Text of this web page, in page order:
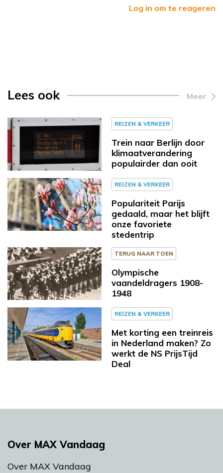
Log in om te reageren
Lees ook Meer
REIZEN & VERKEER
Trein naar Berlijn door
klimaatverandering
populairder dan ooit
REIZEN & VERKEER
Populariteit Parijs
gedaald, maar het blijft
onze favoriete
stedentrip
TERUG NAAR TOEN
Olympische
vaandeldragers 1908-
1948
REIZEN & VERKEER
Met korting een treinreis
in Nederland maken? Zo
werkt de NS PrijsTijd
Deal
Over MAX Vandaag
Over MAX Vandaag